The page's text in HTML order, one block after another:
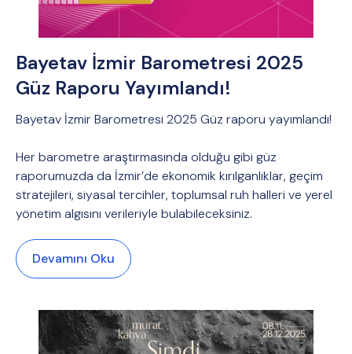
Bayetav İzmir Barometresi 2025
Güz Raporu Yayımlandı!
Bayetav İzmir Barometresi 2025 Güz raporu yayımlandı!
Her barometre araştırmasında olduğu gibi güz
raporumuzda da İzmir’de ekonomik kırılganlıklar, geçim
stratejileri, siyasal tercihler, toplumsal ruh halleri ve yerel
yönetim algısını verileriyle bulabileceksiniz.
Devamını Oku